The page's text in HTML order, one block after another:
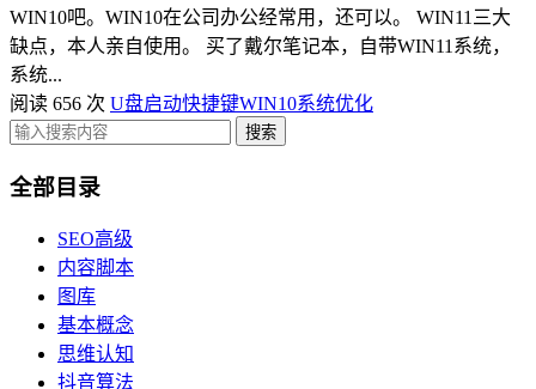
WIN10吧。WIN10在公司办公经常用，还可以。 WIN11三大
缺点，本人亲自使用。 买了戴尔笔记本，自带WIN11系统，
系统...
阅读 656 次 U盘启动快捷键WIN10系统优化
搜索
全部目录
SEO高级
内容脚本
图库
基本概念
思维认知
抖音算法